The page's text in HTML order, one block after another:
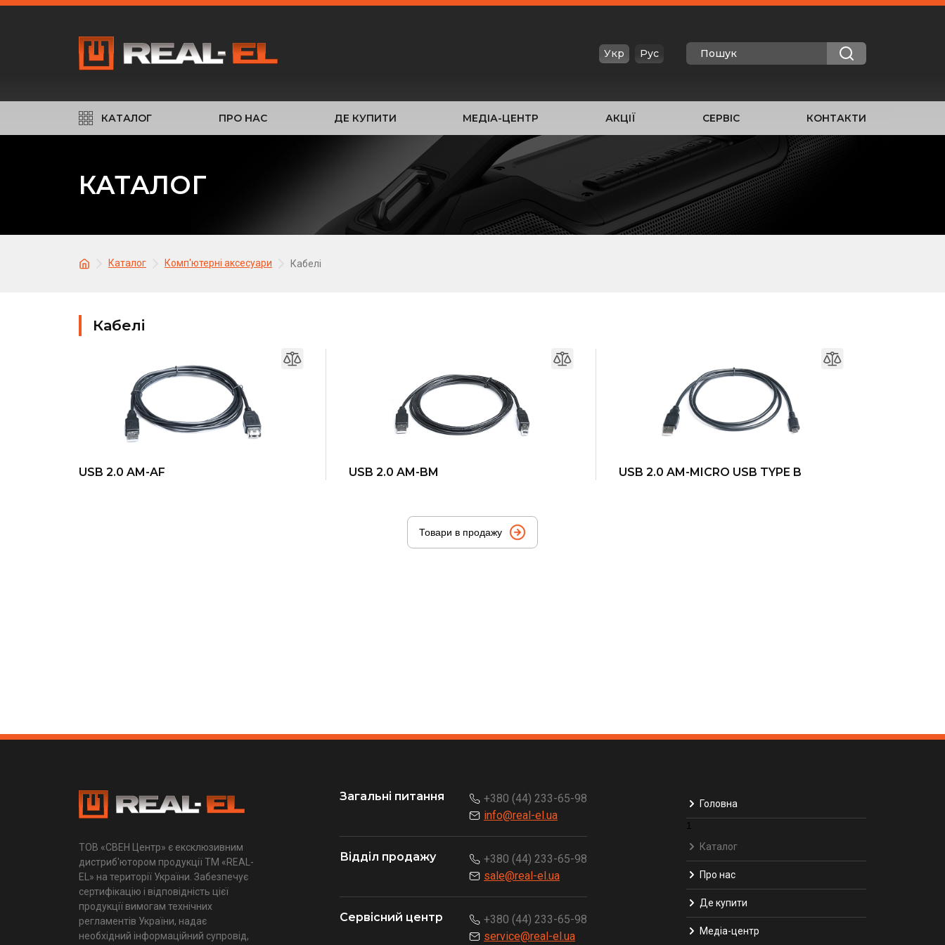
Укр Рус
КАТАЛОГ ПРО НАС ДЕ КУПИТИ МЕДІА-ЦЕНТР АКЦІЇ СЕРВІС КОНТАКТИ
КАТАЛОГ
Каталог Комп'ютерні аксесуари Кабелі
Кабелі
USB 2.0 AM-AF USB 2.0 AM-BM USB 2.0 AM-MICRO USB TYPE B
Товари в продажу
ТОВ «СВЕН Центр» є ексклюзивним
дистриб'ютором продукції ТМ «REAL-
EL» на території України. Забезпечує
сертифікацію і відповідність цієї
продукції вимогам технічних
регламентів України, надає
необхідний інформаційний супровід,
Загальні питання
+380 (44) 233-65-98
info@real-el.ua
Відділ продажу
+380 (44) 233-65-98
sale@real-el.ua
Сервісний центр
+380 (44) 233-65-98
service@real-el.ua
Головна
1
Каталог
Про нас
Де купити
Медіа-центр